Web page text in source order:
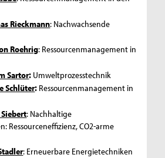
Rieckmann: Nachwachsende
Roehrig: Ressourcenmanagement in
Sartor: Umweltprozesstechnik
Schlüter: Ressourcenmanagement in
: Nachhaltige
Ressourceneffizienz, CO2-arme
: Erneuerbare Energietechniken